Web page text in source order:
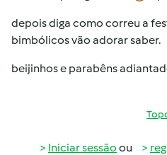
depois diga como correu a
bimbólicos vão adorar saber.
beijinhos e parabêns
Iniciar sessão ou